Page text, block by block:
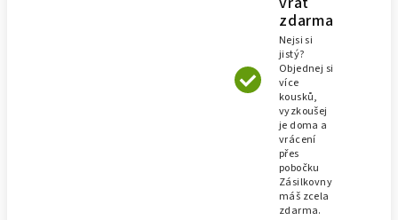
zdarma
Nejsi si
jistý?
Objednej si
více
kousků,
vyzkoušej
je doma a
vrácení
přes
pobočku
Zásilkovny
máš zcela
zdarma.